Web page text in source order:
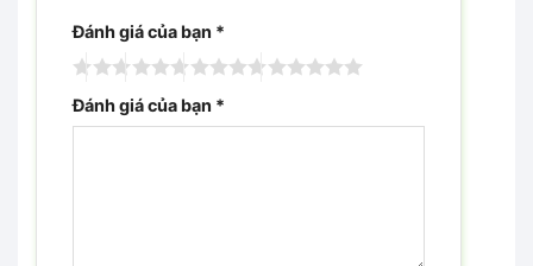
Đánh giá của bạn *
Đánh giá của bạn *